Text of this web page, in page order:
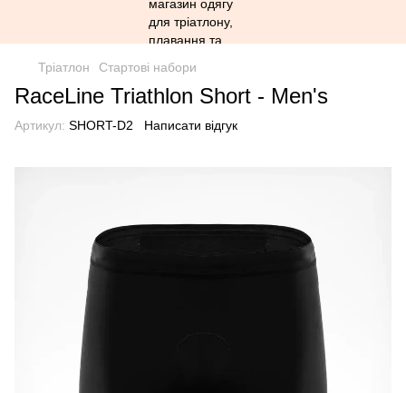
Тріатлон Стартові набори
RaceLine Triathlon Short - Men's
Артикул: SHORT-D2 Написати відгук